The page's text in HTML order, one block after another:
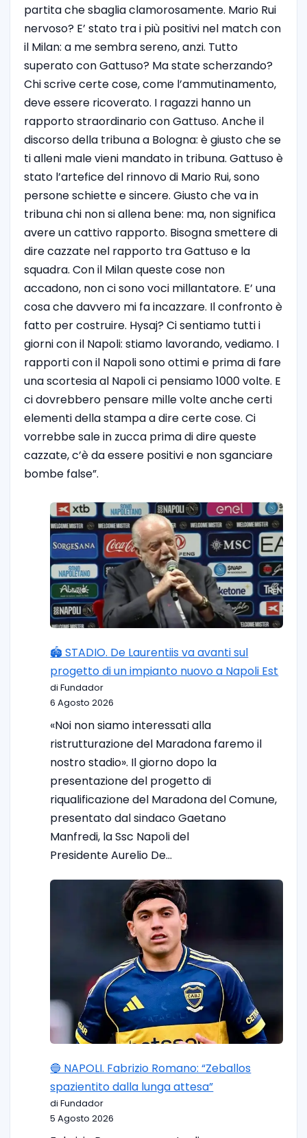
partita che sbaglia clamorosamente. Mario Rui
nervoso? E’ stato tra i più positivi nel match con
il Milan: a me sembra sereno, anzi. Tutto
superato con Gattuso? Ma state scherzando?
Chi scrive certe cose, come l’ammutinamento,
deve essere ricoverato. I ragazzi hanno un
rapporto straordinario con Gattuso. Anche il
discorso della tribuna a Bologna: è giusto che se
ti alleni male vieni mandato in tribuna. Gattuso è
stato l’artefice del rinnovo di Mario Rui, sono
persone schiette e sincere. Giusto che va in
tribuna chi non si allena bene: ma, non significa
avere un cattivo rapporto. Bisogna smettere di
dire cazzate nel rapporto tra Gattuso e la
squadra. Con il Milan queste cose non
accadono, non ci sono voci millantatore. E’ una
cosa che davvero mi fa incazzare. Il confronto è
fatto per costruire. Hysaj? Ci sentiamo tutti i
giorni con il Napoli: stiamo lavorando, vediamo. I
rapporti con il Napoli sono ottimi e prima di fare
una scortesia al Napoli ci pensiamo 1000 volte. E
ci dovrebbero pensare mille volte anche certi
elementi della stampa a dire certe cose. Ci
vorrebbe sale in zucca prima di dire queste
cazzate, c’è da essere positivi e non sganciare
bombe false”.
🏟️ STADIO. De Laurentiis va avanti sul
progetto di un impianto nuovo a Napoli Est
di Fundador
6 Agosto 2026
«Noi non siamo interessati alla
ristrutturazione del Maradona faremo il
nostro stadio». Il giorno dopo la
presentazione del progetto di
riqualificazione del Maradona del Comune,
presentato dal sindaco Gaetano
Manfredi, la Ssc Napoli del
Presidente Aurelio De…
🔵 NAPOLI. Fabrizio Romano: “Zeballos
spazientito dalla lunga attesa”
di Fundador
5 Agosto 2026